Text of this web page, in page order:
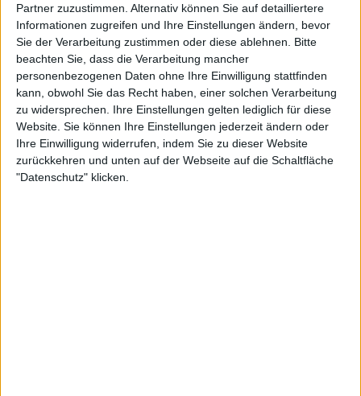
Partner zuzustimmen. Alternativ können Sie auf detailliertere
Informationen zugreifen und Ihre Einstellungen ändern, bevor
Sie der Verarbeitung zustimmen oder diese ablehnen.
Bitte
beachten Sie, dass die Verarbeitung mancher
personenbezogenen Daten ohne Ihre Einwilligung stattfinden
kann, obwohl Sie das Recht haben, einer solchen Verarbeitung
zu widersprechen. Ihre Einstellungen gelten lediglich für diese
Website. Sie können Ihre Einstellungen jederzeit ändern oder
Ihre Einwilligung widerrufen, indem Sie zu dieser Website
zurückkehren und unten auf der Webseite auf die Schaltfläche
"Datenschutz" klicken.